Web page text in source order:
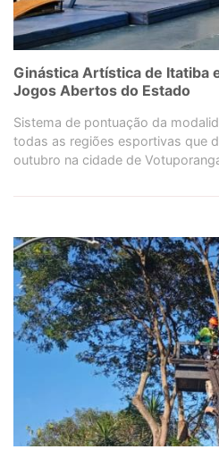
Ginástica Artística de Itatiba
Jogos Abertos do Estado
Sistema de pontuação da
todas as regiões esportivas que
outubro na cidade de